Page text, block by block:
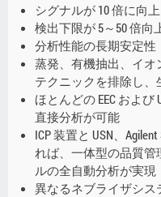
シグナルが 10 倍に向
検出下限が 5～50 倍向
分析性能の長期安定性
蒸発、有機抽出、イ
テクニックを排除し、
ほとんどの EEC および
直接分析が可能
ICP 装置と USN、
れば、一体型の品質管
ルの全自動分析が実現
異なるネブライザシ